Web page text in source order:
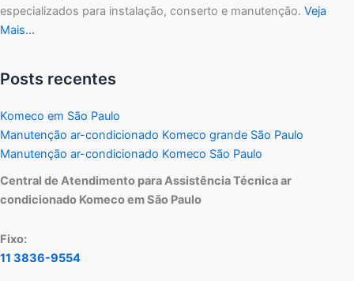
especializados para instalação, conserto e manutenção. Veja
Mais…
Posts recentes
Komeco em São Paulo
Manutenção ar-condicionado Komeco grande São Paulo
Manutenção ar-condicionado Komeco São Paulo
Central de Atendimento para Assistência Técnica ar
condicionado Komeco em São Paulo
Fixo:
11 3836-9554